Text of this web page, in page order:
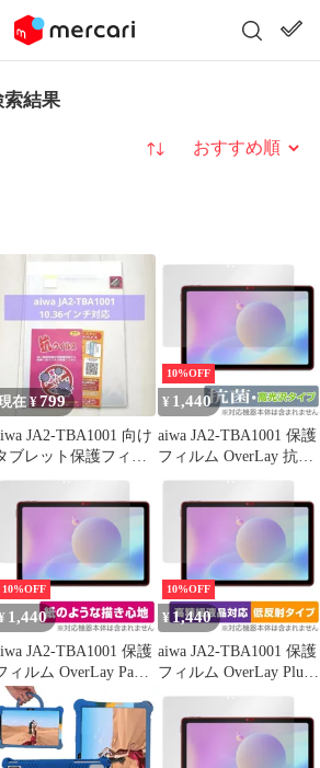
索結果
並び替え
在 ¥799
JA2-TBA1001 向け
ブレット保護フィル
ム
10%OFF
¥ 1,440
aiwa JA2-TBA1001 保護
フィルム OverLay 抗菌
Brilliant for アイワ タブ
レット JA2TBA1001
Hydro Ag+ 抗菌 抗ウイ
ルス 高光沢
10%OFF
1,440
JA2-TBA1001 保護
ィルム OverLay Paper
for アイワ タブレット
書き味向
上 フィルム 紙のような
描き心地
10%OFF
¥ 1,440
aiwa JA2-TBA1001 保護
フィルム OverLay Plus
Lite for アイワ タブレ
ット JA2TBA1001 液晶
保護 高精細液晶対応 ア
ンチグレア 反射防止